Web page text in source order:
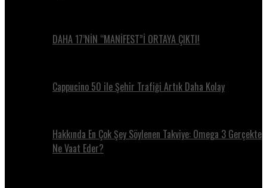
DAHA 17’NİN “MANİFEST”İ ORTAYA ÇIKTI!
Cappucino 50 ile Şehir Trafiği Artık Daha Kolay
Hakkında En Çok Şey Söylenen Takviye: Omega 3 Gerçekte
Ne Vaat Eder?